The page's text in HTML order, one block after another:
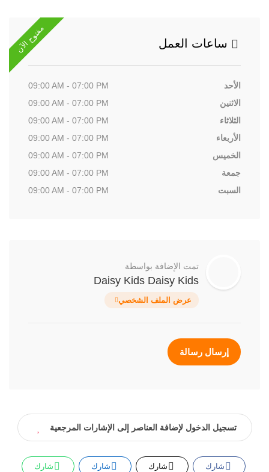
مفتوح الآن ساعات العمل
الأحد
09:00 AM - 07:00 PM
الاثنين
09:00 AM - 07:00 PM
الثلاثاء
09:00 AM - 07:00 PM
الأربعاء
09:00 AM - 07:00 PM
الخميس
09:00 AM - 07:00 PM
جمعة
09:00 AM - 07:00 PM
السبت
09:00 AM - 07:00 PM
تمت الإضافة بواسطة
Daisy Kids Daisy Kids
عرض الملف الشخصي
إرسال رسالة
تسجيل الدخول لإضافة العناصر إلى الإشارات المرجعية
شارك شارك شارك شارك